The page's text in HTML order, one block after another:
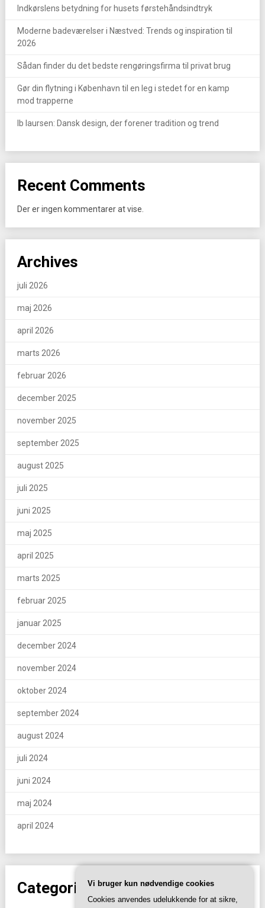
Indkørslens betydning for husets førstehåndsindtryk
Moderne badeværelser i Næstved: Trends og inspiration til
2026
Sådan finder du det bedste rengøringsfirma til privat brug
Gør din flytning i København til en leg i stedet for en kamp
mod trapperne
Ib laursen: Dansk design, der forener tradition og trend
Recent Comments
Der er ingen kommentarer at vise.
Archives
juli 2026
maj 2026
april 2026
marts 2026
februar 2026
december 2025
november 2025
september 2025
august 2025
juli 2025
juni 2025
maj 2025
april 2025
marts 2025
februar 2025
januar 2025
december 2024
november 2024
oktober 2024
september 2024
august 2024
juli 2024
juni 2024
maj 2024
april 2024
CategoriesVi bruger kun nødvendige cookies
Cookies anvendes udelukkende for at sikre,